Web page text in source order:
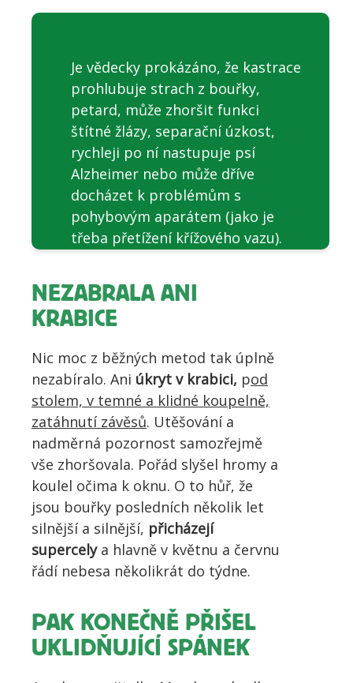
Je vědecky prokázáno, že kastrace
prohlubuje strach z bouřky,
petard, může zhoršit funkci
štítné žlázy, separační úzkost,
rychleji po ní nastupuje psí
Alzheimer nebo může dříve
docházet k problémům s
pohybovým aparátem (jako je
třeba přetížení křížového vazu).
NEZABRALA ANI
KRABICE
Nic moc z běžných metod tak úplně
nezabíralo. Ani úkryt v krabici, pod
stolem, v temné a klidné koupelně,
zatáhnutí závěsů. Utěšování a
nadměrná pozornost samozřejmě
vše zhoršovala. Pořád slyšel hromy a
koulel očima k oknu. O to hůř, že
jsou bouřky posledních několik let
silnější a silnější, přicházejí
supercelya hlavně v květnu a červnu
řádí nebesa několikrát do týdne.
PAK KONEČNĚ PŘIŠEL
UKLIDŇUJÍCÍ SPÁNEK